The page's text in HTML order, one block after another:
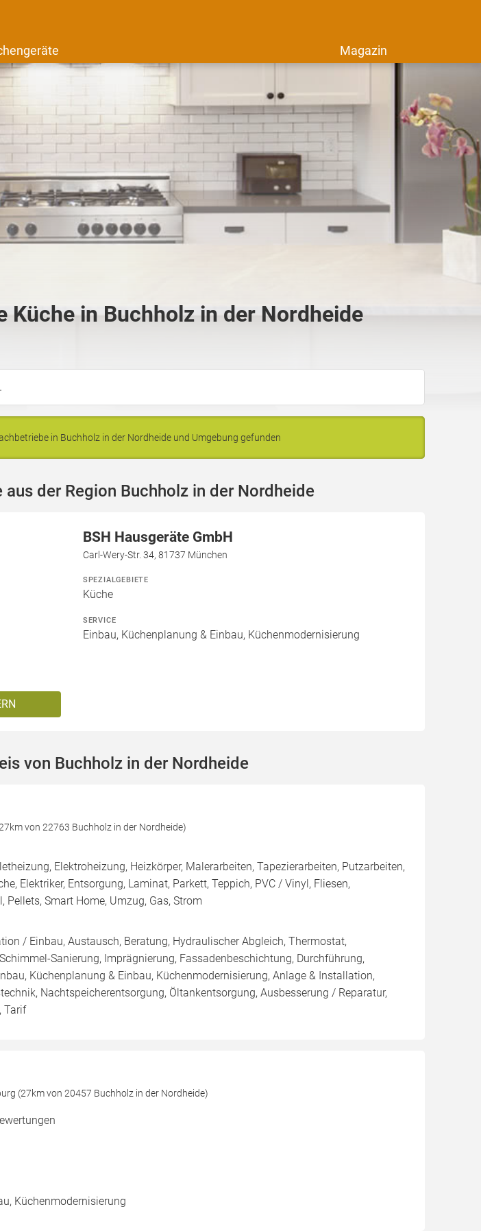
Magazin
Küche in Buchholz in der Nordheide
in Buchholz in der Nordheide und Umgebung gefunden
der Region Buchholz in der Nordheide
BSH Hausgeräte GmbH
Carl-Wery-Str. 34, 81737 München
SPEZIALGEBIETE
Küche
SERVICE
Einbau, Küchenplanung & Einbau, Küchenmodernisierung
von Buchholz in der Nordheide
von 22763 Buchholz in der Nordheide)
Elektroheizung, Heizkörper, Malerarbeiten, Tapezierarbeiten, Putzarbeiten,
Elektriker, Entsorgung, Laminat, Parkett, Teppich, PVC / Vinyl, Fliesen,
Smart Home, Umzug, Gas, Strom
/ Einbau, Austausch, Beratung, Hydraulischer Abgleich, Thermostat,
Sanierung, Imprägnierung, Fassadenbeschichtung, Durchführung,
Küchenplanung & Einbau, Küchenmodernisierung, Anlage & Installation,
Nachtspeicherentsorgung, Öltankentsorgung, Ausbesserung / Reparatur,
Tarif
(27km von 20457 Buchholz in der Nordheide)
Küchenmodernisierung